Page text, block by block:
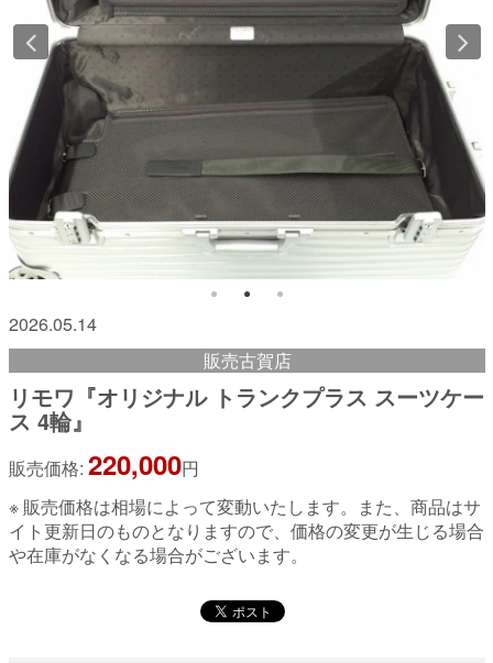
2026.05.14
販売古賀店
リモワ『オリジナル トランクプラス スーツケー
ス 4輪』
販売価格: 220,000円
※ 販売価格は相場によって変動いたします。また、商品はサ
イト更新日のものとなりますので、価格の変更が生じる場合
や在庫がなくなる場合がございます。